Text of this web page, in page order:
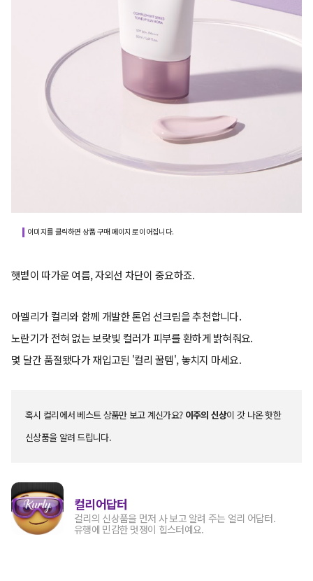
이미지를 클릭하면 상품 구매 페이지로 이어집니다.
햇볕이 따가운 여름, 자외선 차단이 중요하죠.
아멜리가 컬리와 함께 개발한 톤업 선크림을 추천합니다.
노란기가 전혀 없는 보랏빛 컬러가 피부를 환하게 밝혀줘요.
몇 달간 품절됐다가 재입고된 '컬리 꿀템', 놓치지 마세요.
혹시 컬리에서 베스트 상품만 보고 계신가요? 이주의 신상이 갓 나온 핫한
신상품을 알려 드립니다.
컬리어답터
컬리의 신상품을 먼저 사 보고 알려 주는 얼리 어답터.
유행에 민감한 멋쟁이 힙스터예요.